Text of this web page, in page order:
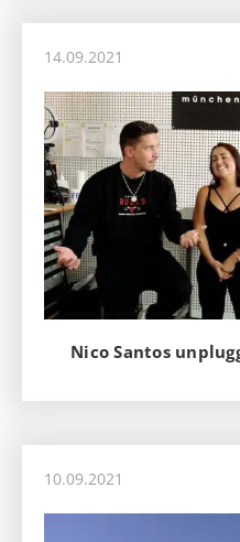
14.09.2021
Nico Santos
10.09.2021